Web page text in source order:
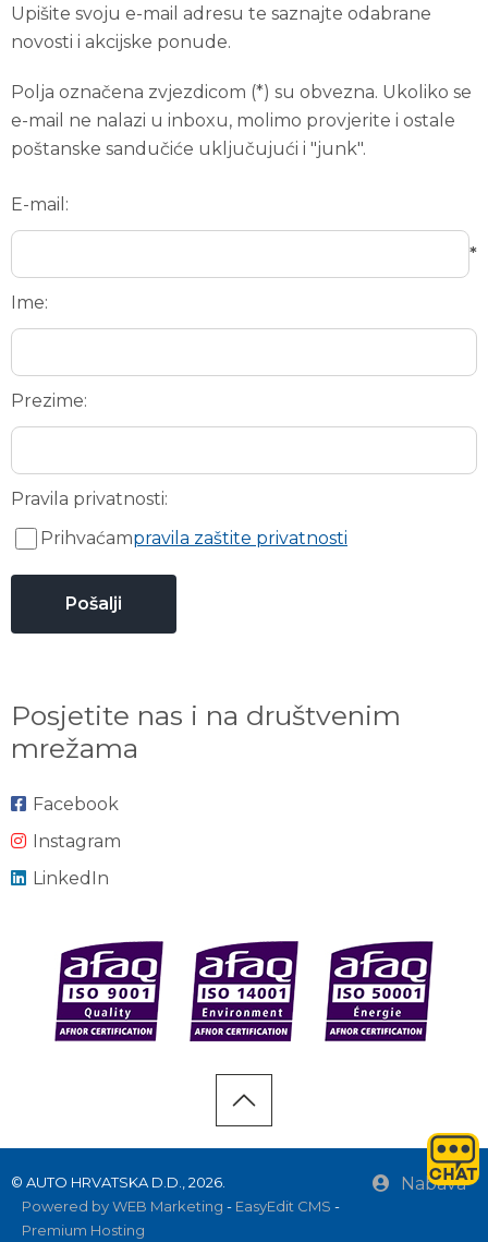
Upišite svoju e-mail adresu te saznajte odabrane
novosti i akcijske ponude.
Polja označena zvjezdicom (*) su obvezna. Ukoliko se
e-mail ne nalazi u inboxu, molimo provjerite i ostale
poštanske sandučiće uključujući i "junk".
E-mail:
*
Ime:
Prezime:
Pravila privatnosti:
Prihvaćampravila zaštite privatnosti
Posjetite nas i na društvenim
mrežama
Facebook
Instagram
LinkedIn
© AUTO HRVATSKA D.D., 2026.
Powered by WEB Marketing - EasyEdit CMS -
Premium Hosting
Nabava